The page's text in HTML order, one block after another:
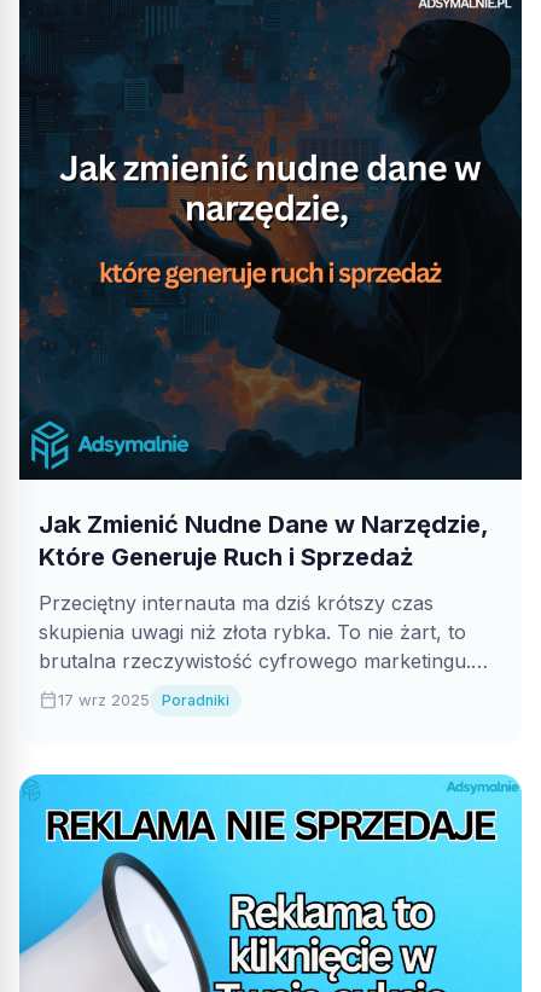
Jak Zmienić Nudne Dane w Narzędzie,
Które Generuje Ruch i Sprzedaż
Przeciętny internauta ma dziś krótszy czas
skupienia uwagi niż złota rybka. To nie żart, to
brutalna rzeczywistość cyfrowego marketingu.
W...
calendar_today17 wrz 2025 Poradniki